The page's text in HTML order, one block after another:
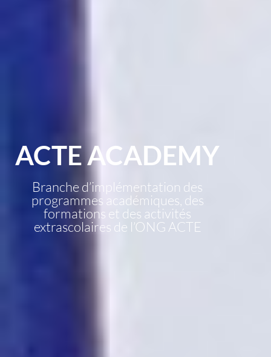
ACTE ACADEMY
Branche d’implémentation des
programmes académiques, des
formations et des activités
extrascolaires de l’ONG ACTE